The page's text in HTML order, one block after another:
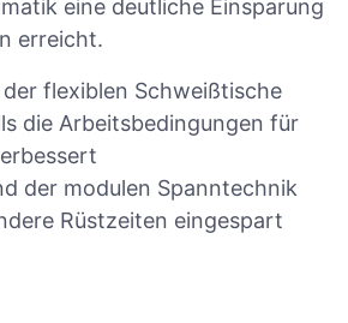
eine deutliche Einsparung
erreicht.
flexiblen Schweißtische
die Arbeitsbedingungen für
der modulen Spanntechnik
Rüstzeiten eingespart